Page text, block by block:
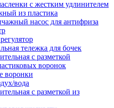
с жестким удлинителем
из пластика
насос для антифриза
тележка для бочек
с разметкой
воронок
воронки
вода
с разметкой из